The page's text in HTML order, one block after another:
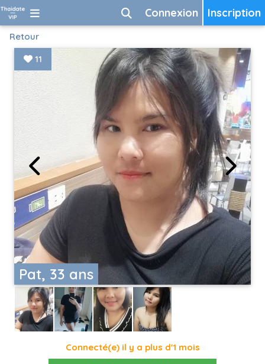
Inscription
Connexion
Retour
Pat, 33 ans
11
Connecté(e) il y a plus d'1 mois